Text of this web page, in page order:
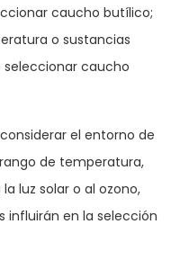
caucho butílico;
o sustancias
caucho
el entorno de
de temperatura,
luz solar o al ozono,
influirán en la selección